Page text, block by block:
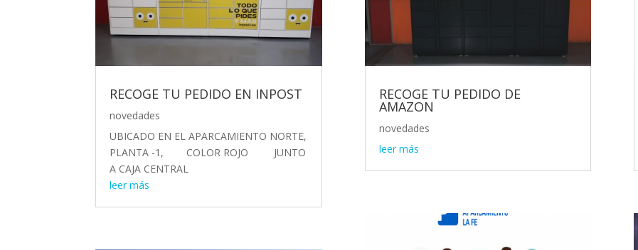
RECOGE TU PEDIDO EN INPOST
novedades
UBICADO EN EL APARCAMIENTO NORTE,
PLANTA -1, COLOR ROJO JUNTO
A CAJA CENTRAL
leer más
RECOGE TU PEDIDO DE
AMAZON
novedades
leer más